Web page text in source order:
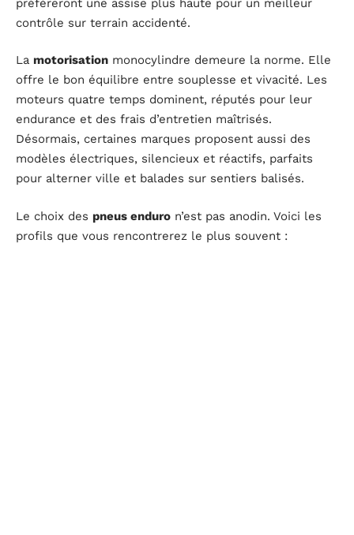
préfèreront une assise plus haute pour un meilleur
contrôle sur terrain accidenté.
La motorisation monocylindre demeure la norme. Elle
offre le bon équilibre entre souplesse et vivacité. Les
moteurs quatre temps dominent, réputés pour leur
endurance et des frais d’entretien maîtrisés.
Désormais, certaines marques proposent aussi des
modèles électriques, silencieux et réactifs, parfaits
pour alterner ville et balades sur sentiers balisés.
Le choix des pneus enduro n’est pas anodin. Voici les
profils que vous rencontrerez le plus souvent :